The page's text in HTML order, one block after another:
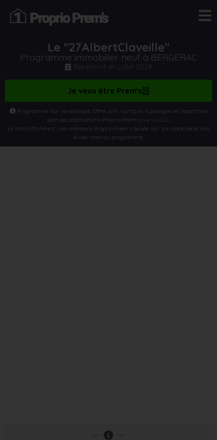
Le "27AlbertClaveille"
Programme immobilier neuf à BERGERAC
Répertorié en juillet 2024
Je veux être Prem's
Programme non revendiqué. Offre, prix, surfaces, typologies et répartition
sont des estimations Proprio Prem’s(Voir nos CGU)
Le nom affiché est une référence Proprio Prem’s basée sur son adresse et non
le réel nom du programme.